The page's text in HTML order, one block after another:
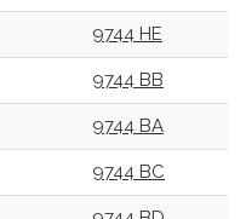
9744 HE
9744 BB
9744 BA
9744 BC